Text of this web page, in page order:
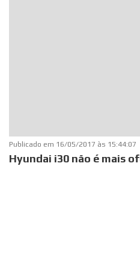
Publicado em 16/05/2017 às 15:44:07
Hyundai i30 não é mais